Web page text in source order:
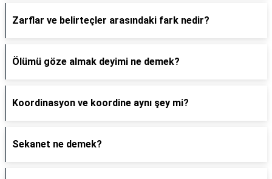
Zarflar ve belirteçler arasındaki fark nedir?
Ölümü göze almak deyimi ne demek?
Koordinasyon ve koordine aynı şey mi?
Sekanet ne demek?